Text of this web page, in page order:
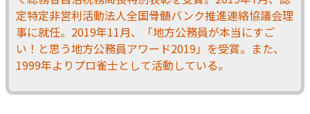
定特定非営利活動法人全国骨髄バンク推進連絡協議会理
事に就任。2019年11月、「地方公務員が本当にすご
い！と思う地方公務員アワード2019」を受賞。また、
1999年よりプロ雀士として活動している。